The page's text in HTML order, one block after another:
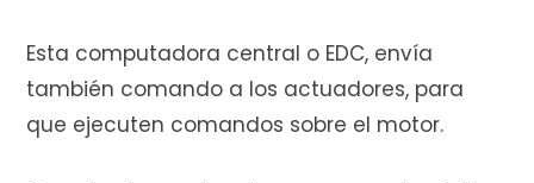
Esta computadora central o EDC, envía
también comando a los actuadores, para
que ejecuten comandos sobre el motor.